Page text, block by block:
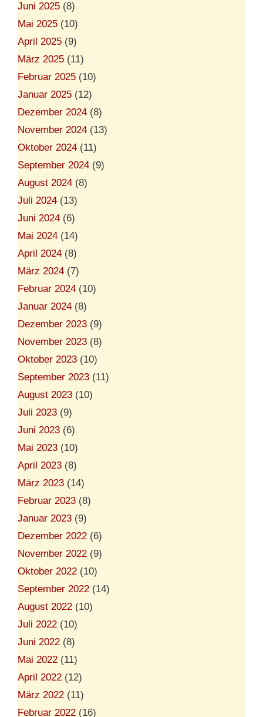
Juni 2025 (8)
Mai 2025 (10)
April 2025 (9)
März 2025 (11)
Februar 2025 (10)
Januar 2025 (12)
Dezember 2024 (8)
November 2024 (13)
Oktober 2024 (11)
September 2024 (9)
August 2024 (8)
Juli 2024 (13)
Juni 2024 (6)
Mai 2024 (14)
April 2024 (8)
März 2024 (7)
Februar 2024 (10)
Januar 2024 (8)
Dezember 2023 (9)
November 2023 (8)
Oktober 2023 (10)
September 2023 (11)
August 2023 (10)
Juli 2023 (9)
Juni 2023 (6)
Mai 2023 (10)
April 2023 (8)
März 2023 (14)
Februar 2023 (8)
Januar 2023 (9)
Dezember 2022 (6)
November 2022 (9)
Oktober 2022 (10)
September 2022 (14)
August 2022 (10)
Juli 2022 (10)
Juni 2022 (8)
Mai 2022 (11)
April 2022 (12)
März 2022 (11)
Februar 2022 (16)